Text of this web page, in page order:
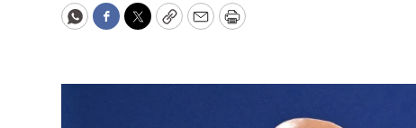
WhatsApp
Facebook
Twitter
CopyEmailPrint